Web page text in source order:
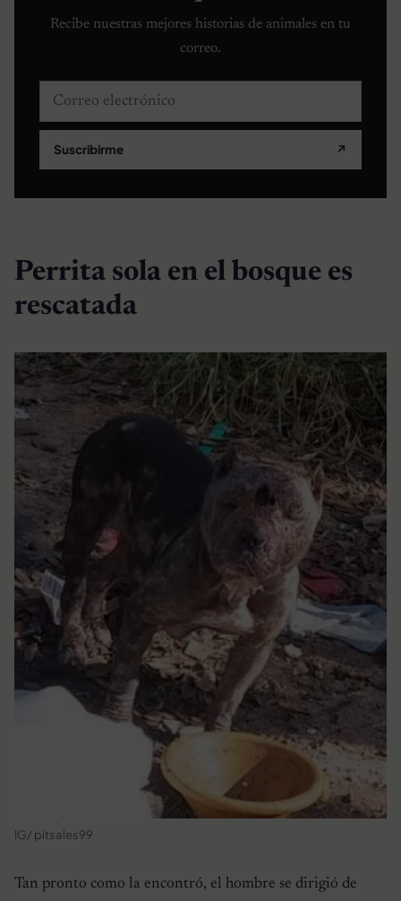
Recibe nuestras mejores historias de animales en tu
correo.
Correo electrónico
Suscribirme ↗
Perrita sola en el bosque es
rescatada
IG/ pitsales99
Tan pronto como la encontró, el hombre se dirigió de